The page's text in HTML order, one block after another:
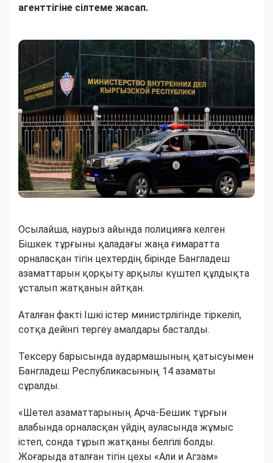
агенттігіне сілтеме жасап.
Осылайша, наурыз айында полицияға келген
Бішкек тұрғыны қаладағы жаңа ғимаратта
орналасқан тігін цехтердің бірінде Бангладеш
азаматтарын қорқыту арқылы күштеп құлдықта
ұсталып жатқанын айтқан.
Аталған факті Ішкі істер министрлігінде тіркеліп,
сотқа дейінгі тергеу амалдары басталды.
Тексеру барысында аудармашының қатысуымен
Бангладеш Республикасының 14 азаматы
сұралды.
«Шетел азаматтарының Арча-Бешик тұрғын
алабында орналасқан үйдің ауласында жұмыс
істеп, сонда тұрып жатқаны белгілі болды.
Жоғарыда аталған тігін цехы «Али и Агзам»